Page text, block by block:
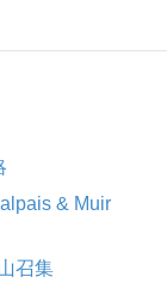
& Muir
召集